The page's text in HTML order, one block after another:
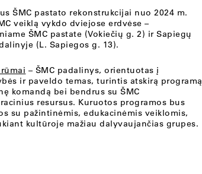
ŠMC pastato rekonstrukcijai nuo 2024 m.
veiklą vykdo dviejose erdvėse –
ŠMC pastate (Vokiečių g. 2) ir Sapiegų
(L. Sapiegos g. 13).
– ŠMC padalinys, orientuotas į
ir paveldo temas, turintis atskirą programą
komandą bei bendrus su ŠMC
resursus. Kuruotos programos bus
su pažintinėmis, edukacinėmis veiklomis,
kultūroje mažiau dalyvaujančias grupes.